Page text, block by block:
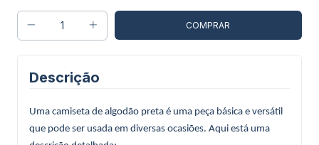
Descrição
Uma camiseta de algodão preta é uma peça básica e versátil
que pode ser usada em diversas ocasiões. Aqui está uma